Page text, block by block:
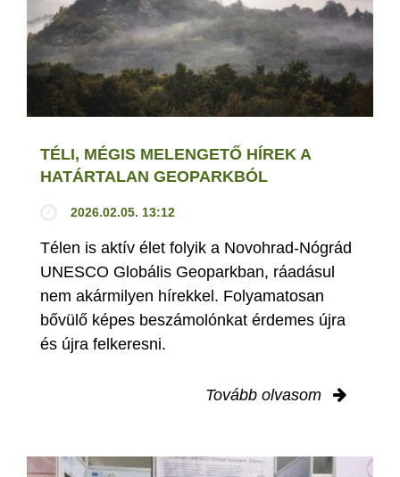
TÉLI, MÉGIS MELENGETŐ HÍREK A
HATÁRTALAN GEOPARKBÓL
2026.02.05. 13:12
Télen is aktív élet folyik a Novohrad-Nógrád
UNESCO Globális Geoparkban, ráadásul
nem akármilyen hírekkel. Folyamatosan
bővülő képes beszámolónkat érdemes újra
és újra felkeresni.
Tovább olvasom